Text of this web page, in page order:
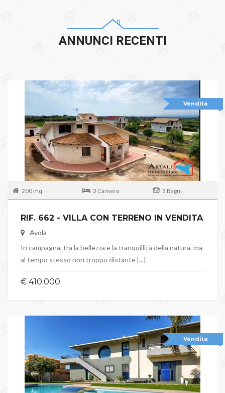
ANNUNCI RECENTI
Vendita
200 mq 3 Camere 3 Bagni
RIF. 662 - VILLA CON TERRENO IN VENDITA
Avola
In campagna, tra la bellezza e la tranquillità della natura, ma
al tempo stesso non troppo distante [...]
€ 410.000
Vendita